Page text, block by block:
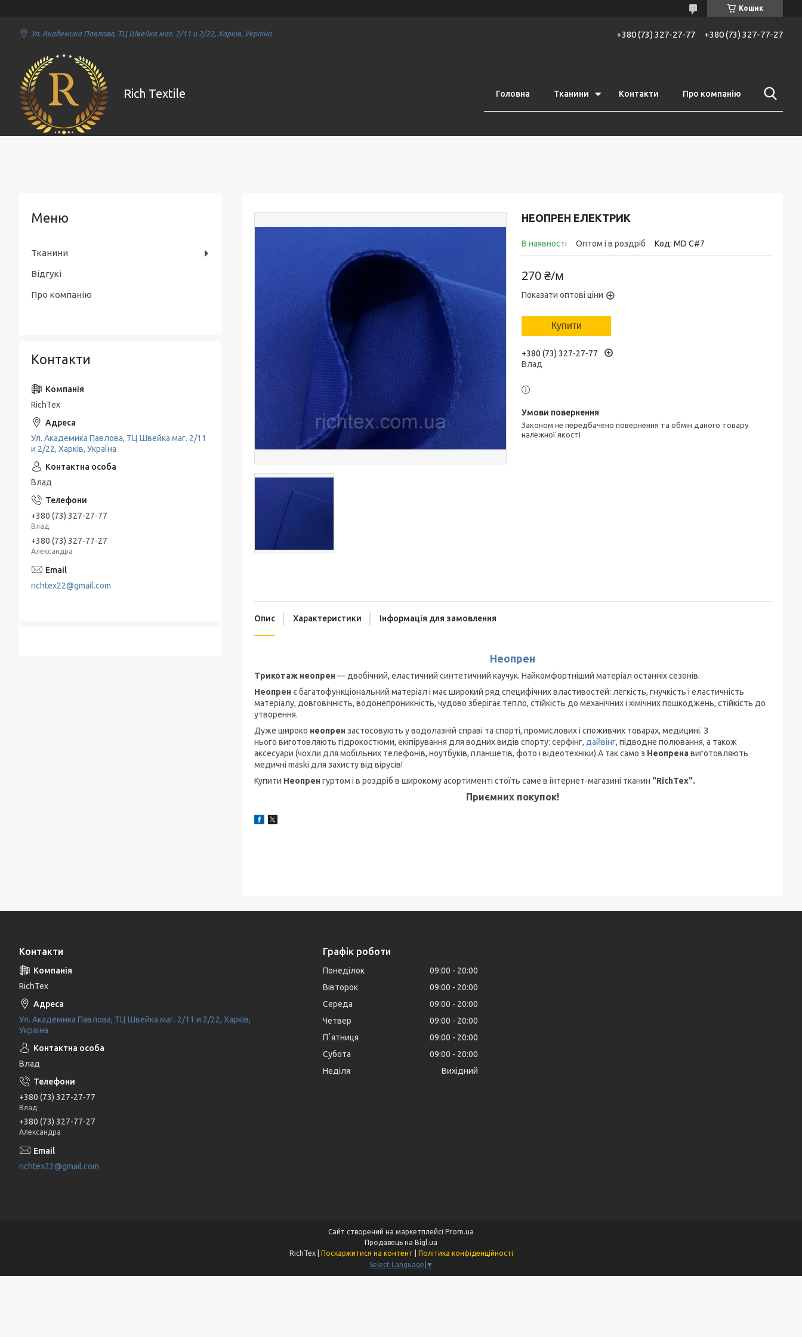
Кошик
Ул. Академика Павлова, ТЦ Швейка маг. 2/11 и 2/22, Харків, Україна +380 (73) 327-27-77 +380 (73) 327-77-27
Rich Textile Головна Тканини Контакти Про компанію
НЕОПРЕН ЕЛЕКТРИК
В наявності Оптом і в роздріб Код: MD C#7
270 ₴/м
Показати оптові ціни
Купити
+380 (73) 327-27-77
Влад
Законом не передбачено повернення та обмін даного товару
належної якості
Опис Характеристики Інформація для замовлення
Неопрен
Трикотаж неопрен — двобічний, еластичний синтетичний каучук. Найкомфортніший матеріал останніх сезонів.
Неопрен є багатофункціональний матеріал і має широкий ряд специфічних властивостей: легкість, гнучкість і еластичність
матеріалу, довговічність, водонепроникність, чудово зберігає тепло, стійкість до механічних і хімічних пошкоджень, стійкість до
утворення.
Дуже широко неопрен застосовують у водолазній справі та спорті, промислових і споживчих товарах, медицині. З
нього виготовляють гідрокостюми, екіпірування для водних видів спорту: серфінг, дайвінг, підводне полювання, а також
аксесуари (чохли для мобільних телефонів, ноутбуків, планшетів, фото і відеотехніки).А так само з Неопрена виготовляють
медичні maski для захисту від вірусів!
Купити Неопрен гуртом і в роздріб в широкому асортименті стоїть саме в інтернет-магазині тканин "RichTex".
Приємних покупок!
Тканини
Відгукі
Про компанію
Контакти
RichTex
Ул. Академика Павлова, ТЦ Швейка маг. 2/11
и 2/22, Харків, Україна
Влад
+380 (73) 327-27-77
Влад
+380 (73) 327-77-27
Александра
richtex22@gmail.com
Контакти
RichTex
Ул. Академика Павлова, ТЦ Швейка маг. 2/11 и 2/22, Харків,
Україна
Влад
+380 (73) 327-27-77
Влад
+380 (73) 327-77-27
Александра
richtex22@gmail.com
Графік роботи
Понеділок 09:00
20:00
Вівторок
09:00
20:00
Середа
09:00
20:00
Четвер
09:00
20:00
Пʼятниця
09:00
20:00
Субота
09:00
20:00
Неділя
Вихідний
Сайт створений на маркетплейсі Prom.ua
Продавець на Bigl.ua
Поскаржитися на контент
Політика конфіденційності
Select Language ▼